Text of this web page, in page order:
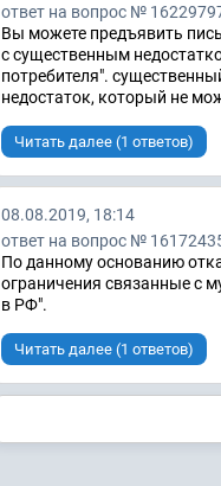
ответ на вопрос №
Вы можете предъявить
с существенным
потребителя".
недостаток, который не
Читать далее (1 ответов)
08.08.2019, 18:14
ответ на вопрос №
По данному основанию
ограничения связанные с
в РФ".
Читать далее (1 ответов)